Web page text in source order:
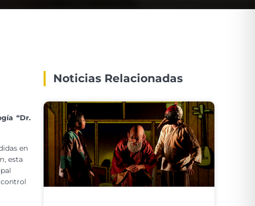
“Dr.
en
, esta
control
Noticias Relacionadas